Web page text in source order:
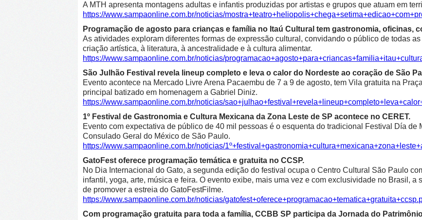
A MTH apresenta montagens adultas e infantis produzidas por artistas e grupos que atuam em
https://www.sampaonline.com.br/noticias/
Programação de agosto para crianças e família no Itaú Cultural tem gastronomia, oficinas,
As atividades exploram diferentes formas de expressão cultural, convidando o público de todas
criação artística, à literatura, à ancestralidade e à cultura alimentar.
https://www.sampaonline.com.br/noticias/
São Julhão Festival revela lineup completo e leva o calor do Nordeste ao coração de São
Evento acontece na Mercado Livre Arena Pacaembu de 7 a 9 de agosto, tem Vila gratuita na
principal batizado em homenagem a Gabriel Diniz.
https://www.sampaonline.com.br/noticias/
1º Festival de Gastronomia e Cultura Mexicana da Zona Leste de SP acontece no CERET.
Evento com expectativa de público de 40 mil pessoas é o esquenta do tradicional Festival Día de
Consulado Geral do México de São Paulo.
https://www.sampaonline.com.br/noticias/
GatoFest oferece programação temática e gratuita no CCSP.
No Dia Internacional do Gato, a segunda edição do festival ocupa o Centro Cultural São Paulo
infantil, yoga, arte, música e feira. O evento exibe, mais uma vez e com exclusividade no Brasil,
de promover a estreia do GatoFestFilme.
https://www.sampaonline.com.br/noticias/
Com programação gratuita para toda a família, CCBB SP participa da Jornada do